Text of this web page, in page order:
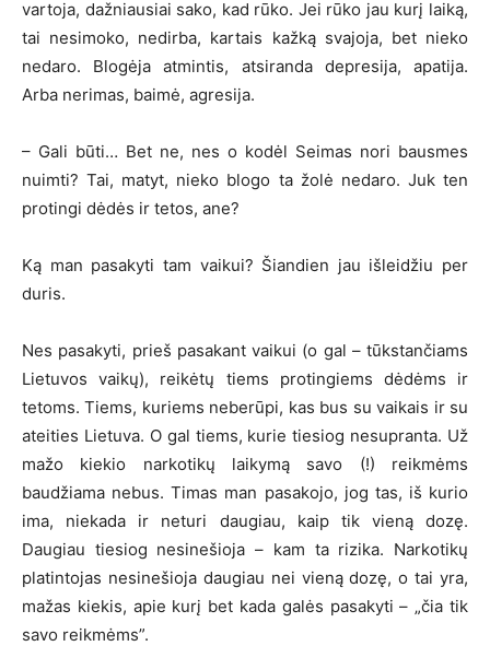
vartoja, dažniausiai sako, kad rūko. Jei rūko jau kurį laiką,
tai nesimoko, nedirba, kartais kažką svajoja, bet nieko
nedaro. Blogėja atmintis, atsiranda depresija, apatija.
Arba nerimas, baimė, agresija.
– Gali būti… Bet ne, nes o kodėl Seimas nori bausmes
nuimti? Tai, matyt, nieko blogo ta žolė nedaro. Juk ten
protingi dėdės ir tetos, ane?
Ką man pasakyti tam vaikui? Šiandien jau išleidžiu per
duris.
Nes pasakyti, prieš pasakant vaikui (o gal – tūkstančiams
Lietuvos vaikų), reikėtų tiems protingiems dėdėms ir
tetoms. Tiems, kuriems neberūpi, kas bus su vaikais ir su
ateities Lietuva. O gal tiems, kurie tiesiog nesupranta. Už
mažo kiekio narkotikų laikymą savo (!) reikmėms
baudžiama nebus. Timas man pasakojo, jog tas, iš kurio
ima, niekada ir neturi daugiau, kaip tik vieną dozę.
Daugiau tiesiog nesinešioja – kam ta rizika. Narkotikų
platintojas nesinešioja daugiau nei vieną dozę, o tai yra,
mažas kiekis, apie kurį bet kada galės pasakyti – „čia tik
savo reikmėms”.